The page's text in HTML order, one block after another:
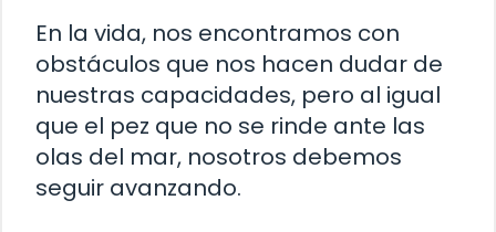
En la vida, nos encontramos con
obstáculos que nos hacen dudar de
nuestras capacidades, pero al igual
que el pez que no se rinde ante las
olas del mar, nosotros debemos
seguir avanzando.